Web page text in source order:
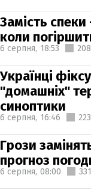
Замість спеки
коли
6 серпня, 18:53
Українці
"домашніх"
синоптики
6 серпня, 16:46
Грози
прогноз
6 серпня, 08:00